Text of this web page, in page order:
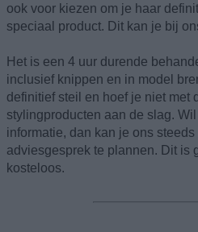
ook voor kiezen om je haar
speciaal product. Dit kan je bij
Het is een 4 uur durende
inclusief knippen en in model
definitief steil en hoef je niet met
stylingproducten aan de slag.
informatie, dan kan je ons
adviesgesprek te plannen. Dit is
kosteloos.